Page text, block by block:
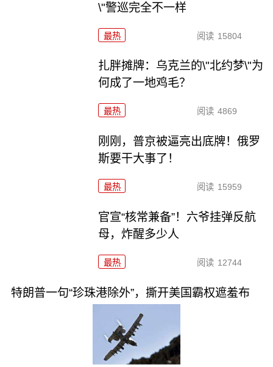
\"警巡完全不一样
最热 阅读 15804
扎胖摊牌：乌克兰的\"北约梦\"为
何成了一地鸡毛？
最热 阅读 4869
刚刚，普京被逼亮出底牌！俄罗
斯要干大事了！
最热 阅读 15959
官宣“核常兼备”！六爷挂弹反航
母，炸醒多少人
最热 阅读 12744
特朗普一句“珍珠港除外”，撕开美国霸权遮羞布